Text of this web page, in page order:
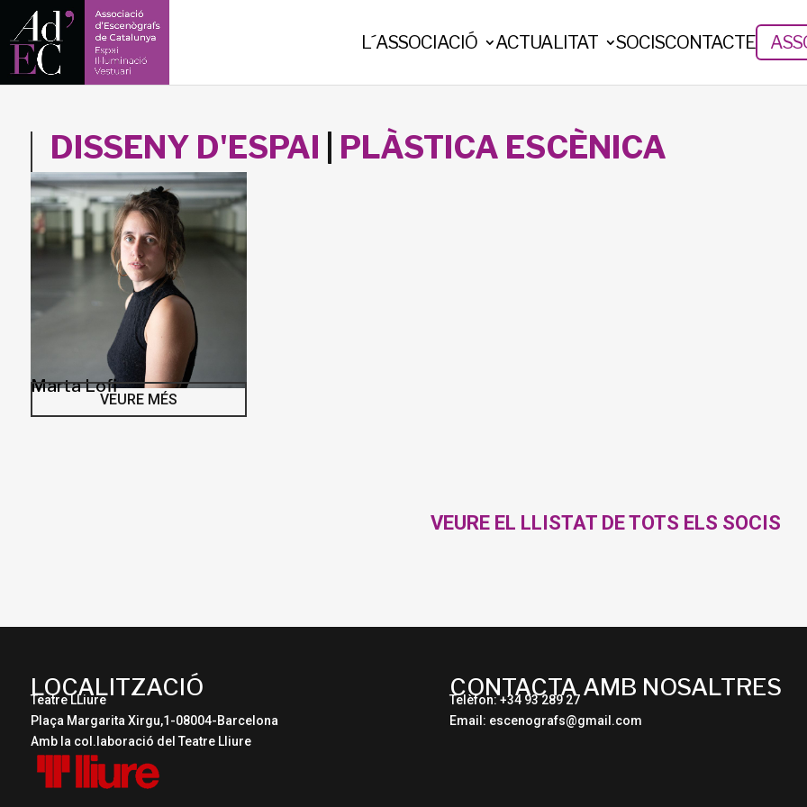
L´ASSOCIACIÓ ACTUALITAT SOCISCONTACTE
DISSENY D'ESPAI PLÀSTICA ESCÈNICA
Marta Lofi
VEURE MÉS
VEURE EL LLISTAT DE TOTS ELS SOCIS
LOCALITZACIÓ
Teatre LLiure
Plaça Margarita Xirgu,1-08004-Barcelona
Amb la col.laboració del Teatre Lliure
CONTACTA AMB NOSALTRES
Telèfon: +34 93 289 27
Email: escenografs@gmail.com